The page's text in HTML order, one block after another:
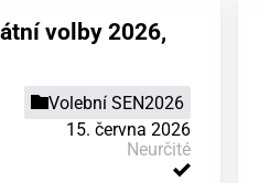
volby 2026,
Volební SEN2026
15. června 2026
Neurčité